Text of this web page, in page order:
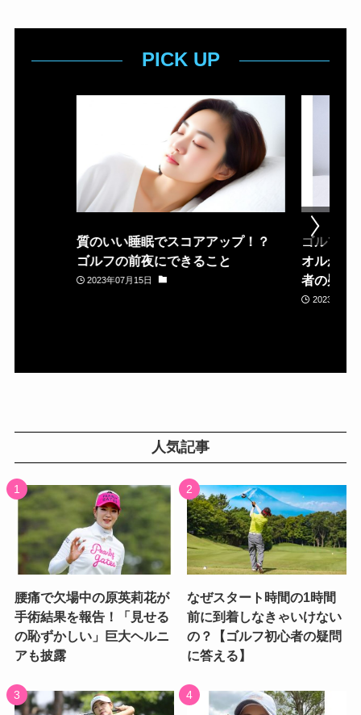
PICK UP
質のいい睡眠でスコアアップ！？
ゴルフの前夜にできること
2023年07月15日
ゴルフ場
オルが置
者の疑問
2023年05月
人気記事
腰痛で欠場中の原英莉花が
手術結果を報告！「見せる
の恥ずかしい」巨大ヘルニ
アも披露
なぜスタート時間の1時間
前に到着しなきゃいけない
の？【ゴルフ初心者の疑問
に答える】